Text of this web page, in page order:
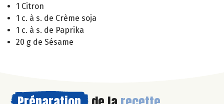
1 Citron
1 c. à s. de Crème soja
1 c. à s. de Paprika
20 g de Sésame